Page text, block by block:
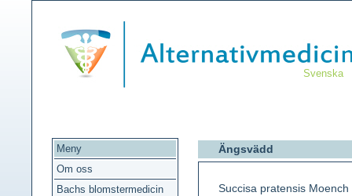
Svenska
Meny
Om oss
Bachs blomstermedicin
Ängsvädd
Succisa pratensis Moench